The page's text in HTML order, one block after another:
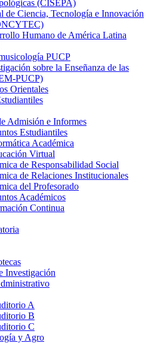
(CISEPA)
de Ciencia, Tecnología e Innovación
Humano de América Latina
PUCP
sobre la Enseñanza de las
PUCP)
Orientales
Admisión e Informes
Estudiantiles
Académica
Virtual
de Responsabilidad Social
de Relaciones Institucionales
del Profesorado
Académicos
Continua
Investigación
A
B
C
y Agro